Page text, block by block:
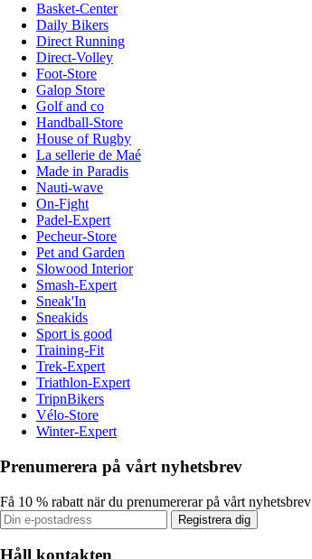
Basket-Center
Daily Bikers
Direct Running
Direct-Volley
Foot-Store
Galop Store
Golf and co
Handball-Store
House of Rugby
La sellerie de Maé
Made in Paradis
Nauti-wave
On-Fight
Padel-Expert
Pecheur-Store
Pet and Garden
Slowood Interior
Smash-Expert
Sneak'In
Sneakids
Sport is good
Training-Fit
Trek-Expert
Triathlon-Expert
TripnBikers
Vélo-Store
Winter-Expert
Prenumerera på vårt nyhetsbrev
Få 10 % rabatt när du prenumererar på vårt nyhetsbrev
Registrera dig